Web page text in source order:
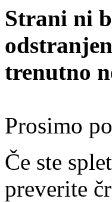
Strani ni
trenutno
Prosimo
Če ste
preverite